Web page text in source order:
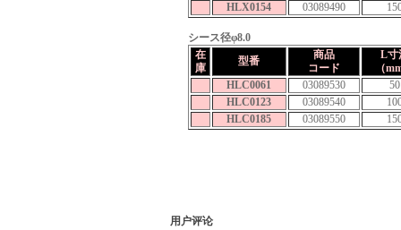
HLX0154
03089490
シース径φ8.0
在
庫
型番
商品
コード
L寸
（
HLC0061
03089530
50
HLC0123
03089540
HLC0185
03089550
用户评论